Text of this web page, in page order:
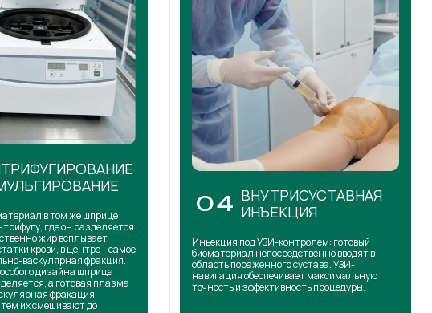
в том же шприце
где он разделяется
жир всплывает
крови, в центре – самое
васкулярная фракция.
дизайна шприца
а готовая плазма
фракация
их смешивают до
04 ВНУТРИСУСТАВНАЯ
ИНЪЕКЦИЯ
Инъекция под УЗИ-контролем: готовый
биоматериал непосредственно вводят в
область пораженного сустава. УЗИ-
навигация обеспечивает максимальную
точность и эффективность процедуры.